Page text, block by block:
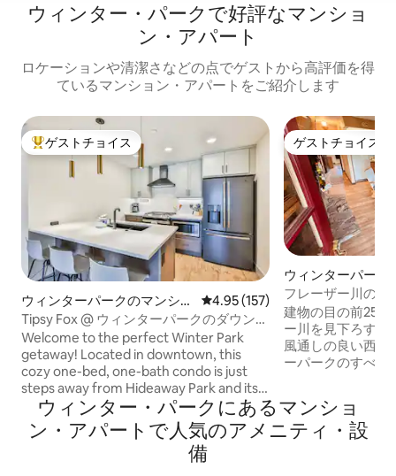
ウィンター・パークで好評なマンショ
ン・アパート
ロケーションや清潔さなどの点でゲストから高評価を得
ているマンション・アパートをご紹介します
大好評のゲストチョイスです。
ゲストチョイス
ウィンターパークのマンショ
ン・アパート
レビュー157件、5つ星中4.95つ
4.95 (157)
Tipsy Fox @ ウィンターパークのダウンタ
ウン、ゲレンデ近く！
Welcome to the perfect Winter Park
getaway! Located in downtown, this
cozy one-bed, one-bath condo is just
steps away from Hideaway Park and its
year-round free events. With 3 queen
beds, including a sleeper sofa and a
Murphy bed, it comfortably sleeps 6
guests. Enjoy the heated garage and ski
ゲストチョイス
ゲストチョイス
ウィンターパーク
ン・アパート
フレーザー川の快
建物の目の前25
ー川を見下ろす、
風通しの良い西の
ーパークのすべて
ードテーブル、コ
シャワー付きの
ウィンター・パークにあるマンショ
ン・アパートで人気のアメニティ・設
備